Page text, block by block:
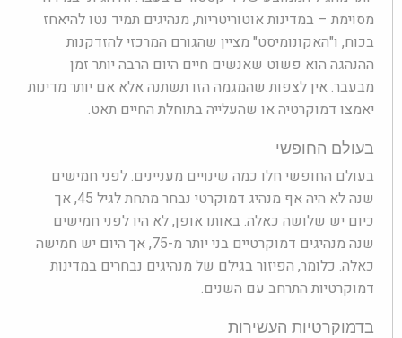
מסוימת – במדינות אוטוריטריות, מנהיגים תמיד נטו להיאחז
בכוח, ו"האקונומיסט" מציין שהגורם המרכזי להזדקנות
ההנהגה הוא פשוט שאנשים חיים היום הרבה יותר זמן
מבעבר. אין לצפות שהמגמה הזו תשתנה אלא אם יותר מדינות
יאמצו דמוקרטיה או שהעלייה בתוחלת החיים תאט.
בעולם החופשי
בעולם החופשי חלו כמה שינויים מעניינים. לפני חמישים
שנה לא היה אף מנהיג דמוקרטי נבחר מתחת לגיל 45, אך
כיום יש שלושה כאלה. באותו אופן, לא היו לפני חמישים
שנה מנהיגים דמוקרטיים בני יותר מ-75, אך היום יש חמישה
כאלה. כלומר, הפיזור בגילם של מנהיגים נבחרים במדינות
דמוקרטיות התרחב עם השנים.
בדמוקרטיות העשירות